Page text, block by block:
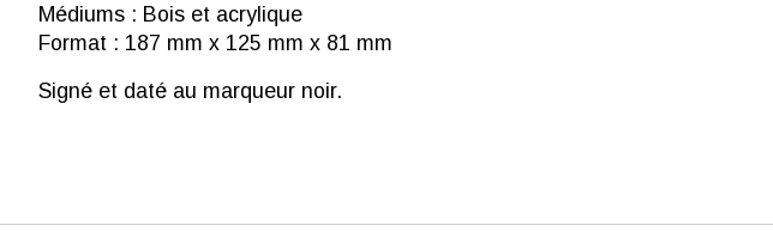
Médiums : Bois et acrylique
Format : 187 mm x 125 mm x 81 mm
Signé et daté au marqueur noir.